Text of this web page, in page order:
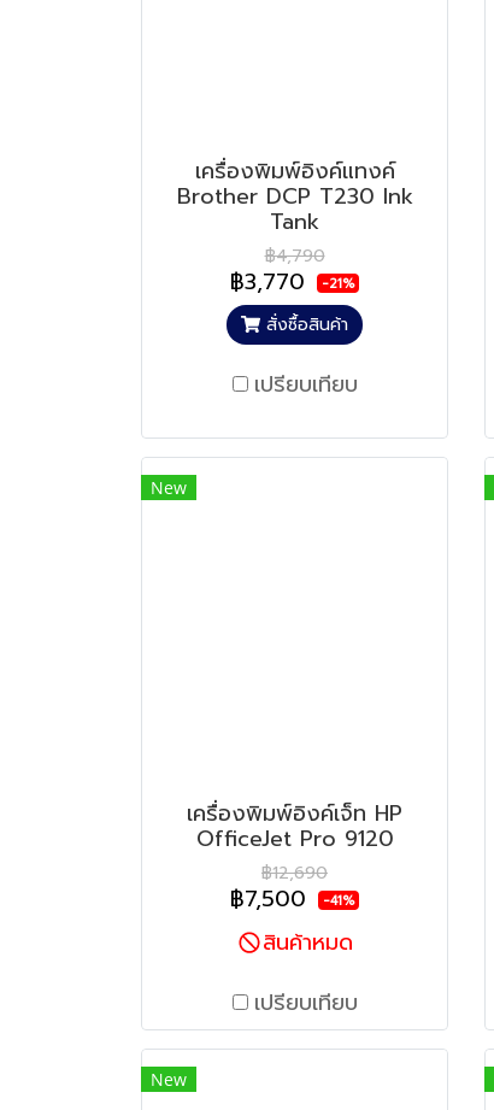
เครื่องพิมพ์อิงค์แทงค์
Brother DCP T230 Ink
Tank
฿4,790
฿3,770 -21%
สั่งซื้อสินค้า
เปรียบเทียบ
New
เครื่องพิมพ์อิงค์เจ็ท HP
OfficeJet Pro 9120
฿12,690
฿7,500 -41%
สินค้าหมด
เปรียบเทียบ
New